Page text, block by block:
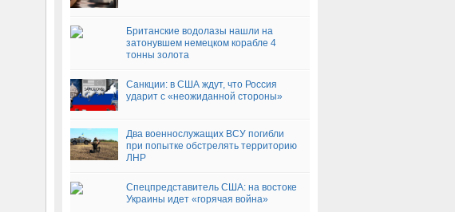
Британские водолазы нашли на
затонувшем немецком корабле 4
тонны золота
Санкции: в США ждут, что Россия
ударит с «неожиданной стороны»
Два военнослужащих ВСУ погибли
при попытке обстрелять территорию
ЛНР
Спецпредставитель США: на востоке
Украины идет «горячая война»